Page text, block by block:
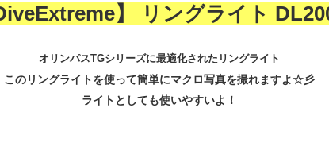
】 リングライト
オリンパスTGシリーズに最適化されたリングライト
このリングライトを使って簡単にマクロ写真を撮れますよ☆彡
ライトとしても使いやすいよ！